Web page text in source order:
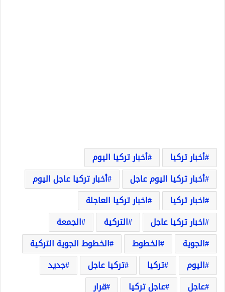
أخبار تركيا
أخبار تركيا اليوم
أخبار تركيا اليوم عاجل
أخبار تركيا عاجل اليوم
اخبار تركيا
اخبار تركيا العاجلة
اخبار تركيا عاجل
التركية
الجمعة
الجوية
الخطوط
الخطوط الجوية التركية
اليوم
تركيا تركيا عاجل
جديد
عاجل
عاجل تركيا قرار